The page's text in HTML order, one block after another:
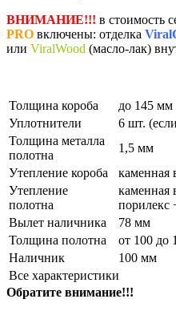
ВНИМАНИЕ!!! в стоимость
PRO включены: отделка
или ViralWood (масло-лак)
Толщина короба
до 145 мм
Уплотнители
6 шт.
Толщина металла
полотна
1,5 мм
Утепление короба
каменная
Утепление
полотна
каменная
порилекс
Вылет наличника
78 мм
Толщина полотна
от 100 до
Наличник
100 мм
Все характеристики
Обратите внимание!!!